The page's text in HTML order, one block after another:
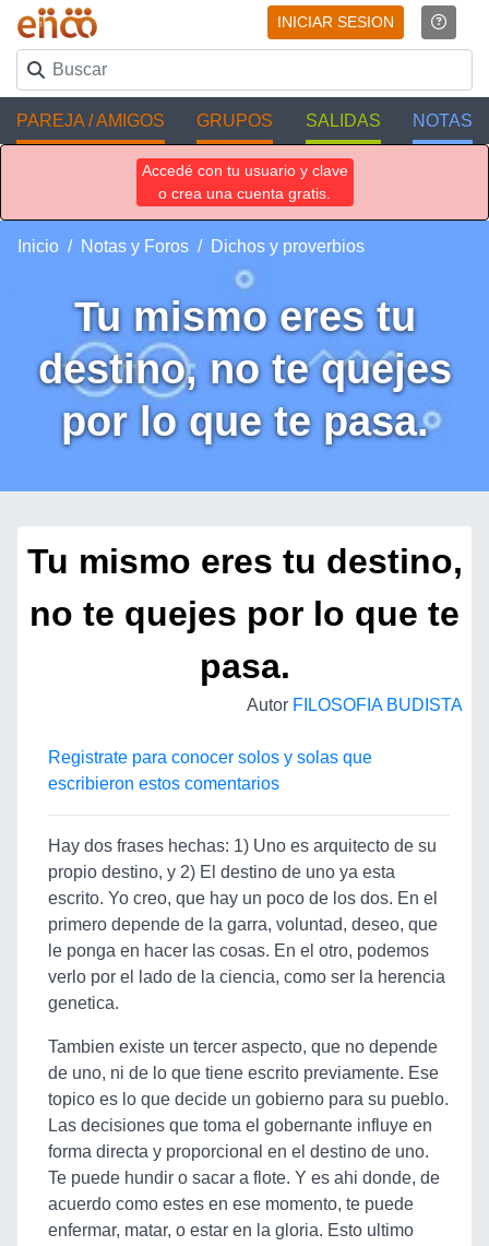
INICIAR SESION
PAREJA / AMIGOS GRUPOS SALIDAS NOTAS
Accedé con tu usuario y clave
o crea una cuenta gratis.
Inicio Notas y Foros Dichos y proverbios
Tu mismo eres tu
destino, no te quejes
por lo que te pasa.
Tu mismo eres tu destino,
no te quejes por lo que te
pasa.
Autor FILOSOFIA BUDISTA
Registrate para conocer solos y solas que
escribieron estos comentarios
Hay dos frases hechas: 1) Uno es arquitecto de su
propio destino, y 2) El destino de uno ya esta
escrito. Yo creo, que hay un poco de los dos. En el
primero depende de la garra, voluntad, deseo, que
le ponga en hacer las cosas. En el otro, podemos
verlo por el lado de la ciencia, como ser la herencia
genetica.
Tambien existe un tercer aspecto, que no depende
de uno, ni de lo que tiene escrito previamente. Ese
topico es lo que decide un gobierno para su pueblo.
Las decisiones que toma el gobernante influye en
forma directa y proporcional en el destino de uno.
Te puede hundir o sacar a flote. Y es ahi donde, de
acuerdo como estes en ese momento, te puede
enfermar, matar, o estar en la gloria. Esto ultimo